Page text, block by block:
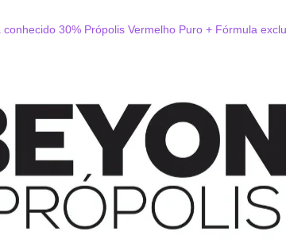
30% Própolis Vermelho Puro + Fórmula